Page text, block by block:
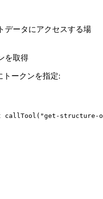
データにアクセスする場
を取得
トークンを指定:
callTool("get-